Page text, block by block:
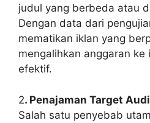
judul yang berbeda atau
Dengan data dari
mematikan iklan yang
mengalihkan anggaran ke
efektif.
2. Penajaman Target
Salah satu penyebab